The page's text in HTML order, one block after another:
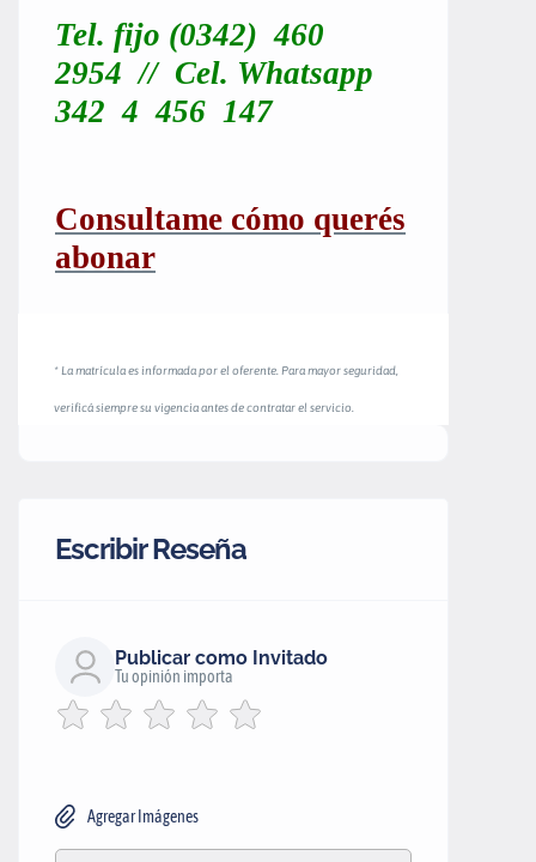
Tel. fijo (0342) 460
2954 // Cel. Whatsapp
342 4 456 147
Consultame cómo querés
abonar
* La matrícula es informada por el oferente. Para mayor seguridad,
verificá siempre su vigencia antes de contratar el servicio.
Escribir Reseña
Publicar como Invitado
Tu opinión importa
Agregar Imágenes